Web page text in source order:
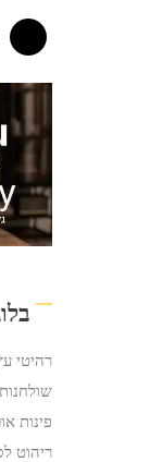
רהיטי
פינות
ריהוט